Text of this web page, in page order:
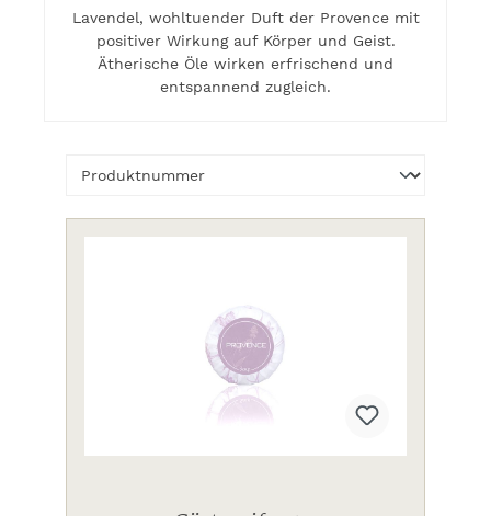
Lavendel, wohltuender Duft der Provence mit
positiver Wirkung auf Körper und Geist.
Ätherische Öle wirken erfrischend und
entspannend zugleich.